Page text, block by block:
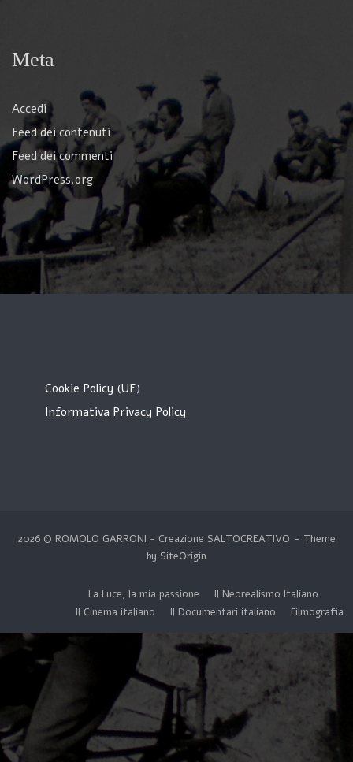
Meta
Accedi
Feed dei contenuti
Feed dei commenti
WordPress.org
Cookie Policy (UE)
Informativa Privacy Policy
2026 © ROMOLO GARRONI - Creazione SALTOCREATIVO
Theme
by SiteOrigin
La Luce, la mia passione
Il Neorealismo Italiano
Il Cinema italiano
Il Documentari italiano Filmografia